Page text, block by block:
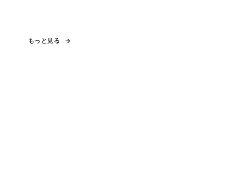
もっと見る